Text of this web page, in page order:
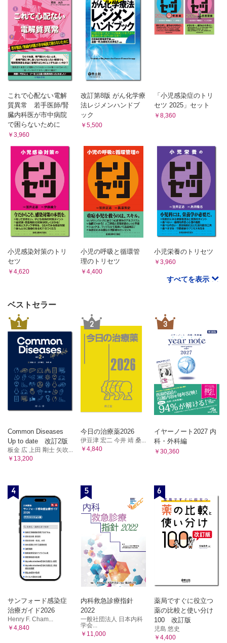
これで心配ない電解
質異常 若手医師/腎
臓内科医が市中病院
で困らないために
￥3,960
改訂第8版 がん化学療
法レジメンハンドブ
ック
￥5,500
「小児感染症のトリ
セツ 2025」セット
￥8,360
小児感染対策のトリ
セツ
￥4,620
小児の呼吸と循環管
理のトリセツ
￥4,400
小児栄養のトリセツ
￥3,960
すべてを表示
ベストセラー
1
Common Diseases
Up to date 改訂2版
板金 広 上田 剛士 矢吹...
￥13,200
2
今日の治療薬2026
伊豆津 宏二 今井 靖 桑...
￥4,840
3
イヤーノート2027 内
科・外科編
￥30,360
4
サンフォード感染症
治療ガイド2026
Henry F. Cham...
￥4,840
5
内科救急診療指針
2022
一般社団法人 日本内科
学会...
￥11,000
6
薬局ですぐに役立つ
薬の比較と使い分け
100 改訂版
児島 悠史
￥4,400